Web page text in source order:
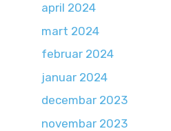
april 2024
mart 2024
februar 2024
januar 2024
decembar 2023
novembar 2023